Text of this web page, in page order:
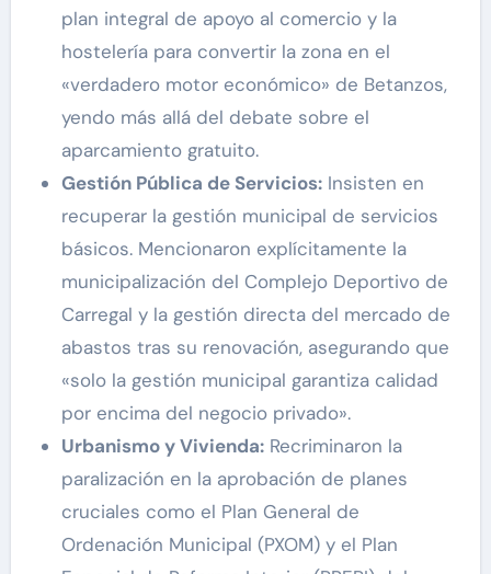
plan integral de apoyo al comercio y la
hostelería para convertir la zona en el
«verdadero motor económico» de Betanzos,
yendo más allá del debate sobre el
aparcamiento gratuito.
Gestión Pública de Servicios:Insisten en
recuperar la gestión municipal de servicios
básicos. Mencionaron explícitamente la
municipalización del Complejo Deportivo de
Carregal y la gestión directa del mercado de
abastos tras su renovación, asegurando que
«solo la gestión municipal garantiza calidad
por encima del negocio privado».
Urbanismo y Vivienda:Recriminaron la
paralización en la aprobación de planes
cruciales como el Plan General de
Ordenación Municipal (PXOM) y el Plan